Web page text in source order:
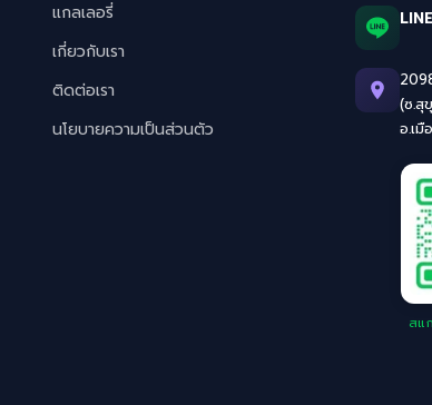
แกลเลอรี่
เกี่ยวกับเรา
ติดต่อเรา
นโยบายความเป็นส่วนตัว
(ซ.สุ
อ.เ
สแ